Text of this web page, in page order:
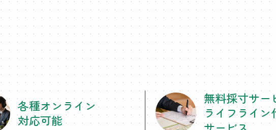
各種オンライン
対応可能
無料採寸サー
ライフライン